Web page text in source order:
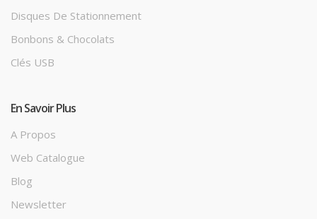
Disques De Stationnement
Bonbons & Chocolats
Clés USB
En Savoir Plus
A Propos
Web Catalogue
Blog
Newsletter